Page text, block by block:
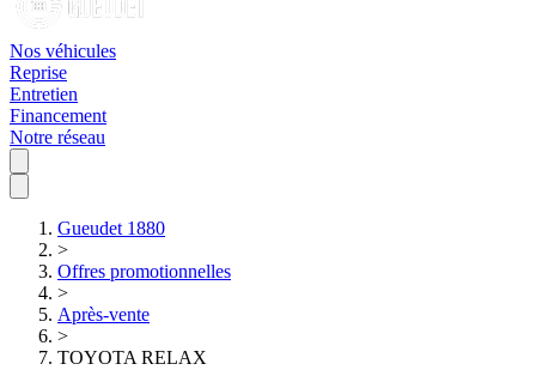
Nos véhicules
Reprise
Entretien
Financement
Notre réseau
Gueudet 1880
>
Offres promotionnelles
>
Après-vente
>
TOYOTA RELAX